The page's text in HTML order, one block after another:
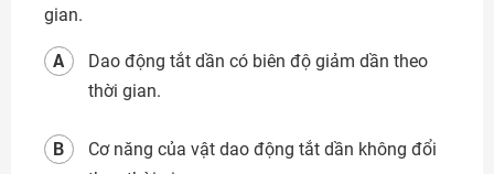
gian.
Dao động tắt dần có biên độ giảm dần theo
thời gian.
A
Cơ năng của vật dao động tắt dần không đổi
B